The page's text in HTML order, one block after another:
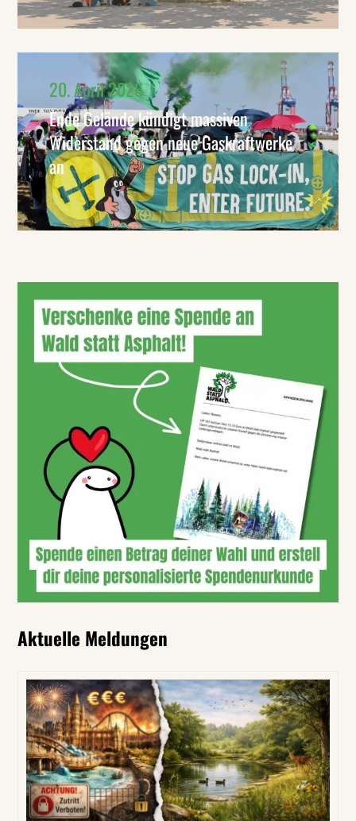
20. April 2026
Ende Gelände kündigt massiven
Widerstand gegen neue Gaskraftwerke
an
Aktuelle Meldungen